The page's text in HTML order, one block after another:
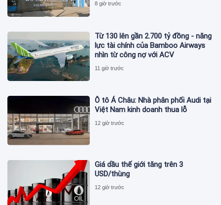
8 giờ trước
Từ 130 lên gần 2.700 tỷ đồng - năng
lực tài chính của Bamboo Airways
nhìn từ công nợ với ACV
11 giờ trước
Ô tô Á Châu: Nhà phân phối Audi tại
Việt Nam kinh doanh thua lỗ
12 giờ trước
Giá dầu thế giới tăng trên 3
USD/thùng
12 giờ trước